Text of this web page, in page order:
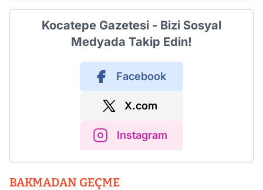
Kocatepe Gazetesi - Bizi Sosyal
Medyada Takip Edin!
Facebook
X.com
Instagram
BAKMADAN GEÇME